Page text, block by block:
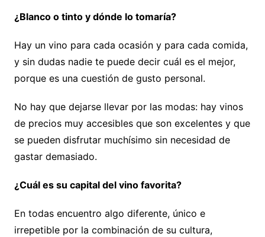
¿Blanco o tinto y dónde lo tomaría?
Hay un vino para cada ocasión y para cada comida,
y sin dudas nadie te puede decir cuál es el mejor,
porque es una cuestión de gusto personal.
No hay que dejarse llevar por las modas: hay vinos
de precios muy accesibles que son excelentes y que
se pueden disfrutar muchísimo sin necesidad de
gastar demasiado.
¿Cuál es su capital del vino favorita?
En todas encuentro algo diferente, único e
irrepetible por la combinación de su cultura,